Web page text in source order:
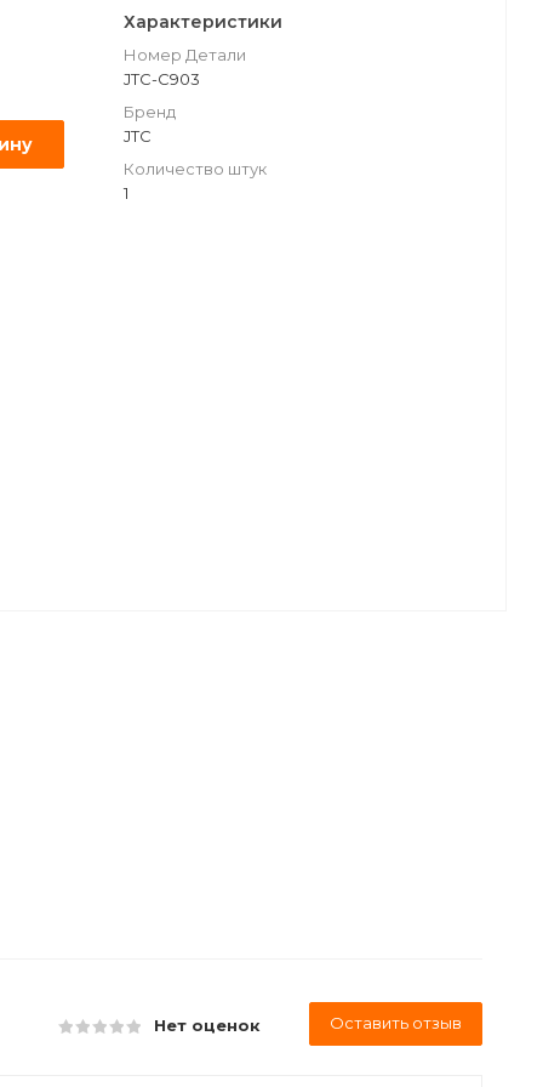
Характеристики
Номер Детали
JTC-C903
Бренд
JTC
Количество штук
1
Нет оценок Оставить отзыв